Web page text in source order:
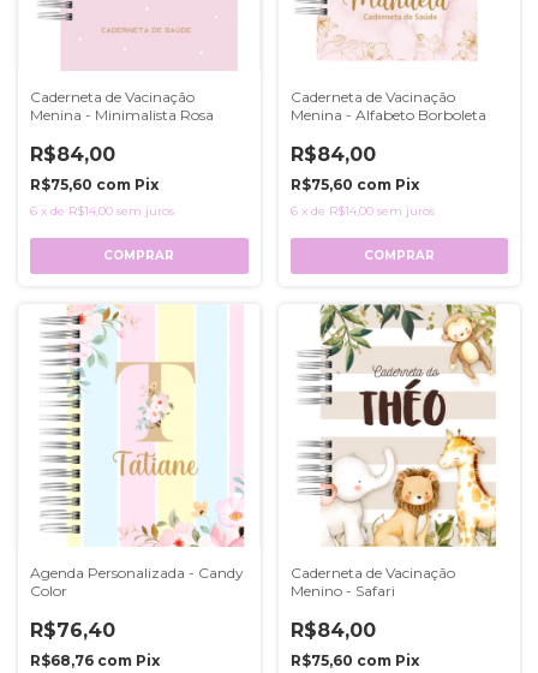
Caderneta de Vacinação
Menina - Minimalista Rosa
R$84,00
R$75,60 com Pix
6 x de R$14,00 sem juros
COMPRAR
Caderneta de Vacinação
Menina - Alfabeto Borboleta
R$84,00
R$75,60 com Pix
6 x de R$14,00 sem juros
COMPRAR
Agenda Personalizada - Candy
Color
R$76,40
R$68,76 com Pix
Caderneta de Vacinação
Menino - Safari
R$84,00
R$75,60 com Pix